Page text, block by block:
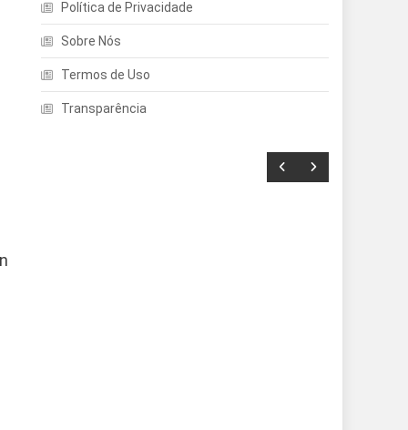
Política de Privacidade
Sobre Nós
Termos de Uso
Transparência